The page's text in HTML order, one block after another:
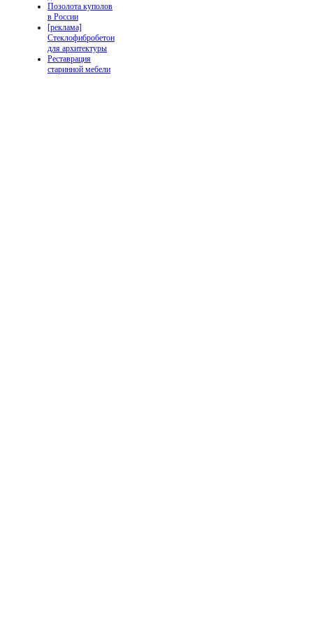
Позолота куполов
в России
[реклама]
Стеклофибробетон
для архитектуры
Реставрация
старинной мебели